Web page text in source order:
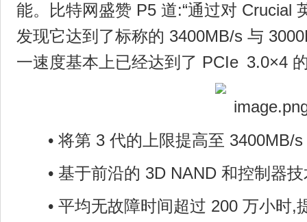
能。比特网盛赞 P5 道:“通过对 Crucial
发现它达到了标称的 3400MB/s 与
一速度基本上已经达到了 PCIe 3.0×4
• 将第 3 代的上限提高至 3400MB/
• 基于前沿的 3D NAND 和控制器
• 平均无故障时间超过 200 万小时,